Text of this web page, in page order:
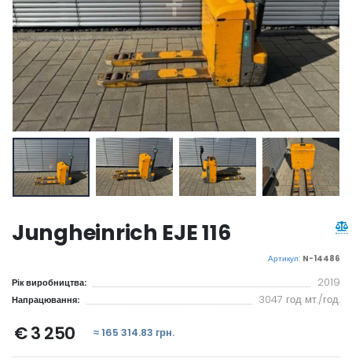
Jungheinrich EJE 116
Артикул: N-14486
Рік виробництва: 2019
Напрацювання: 3047 год мт./год.
€ 3 250 ≈ 165 314.83 грн.